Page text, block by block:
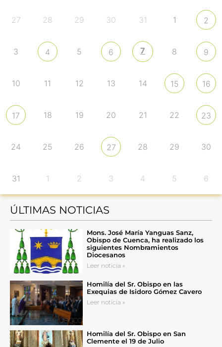
27 28 29 30 31 1 2
3 4 5 6 7 8 9
10 11 12 13 14 15 16
17 18 19 20 21 22 23
24 25 26 27 28 29 30
31 1 2 3 4 5 6
ÚLTIMAS NOTICIAS
Mons. José María Yanguas Sanz,
Obispo de Cuenca, ha realizado los
siguientes Nombramientos
Diocesanos
Leer noticia »
Homilía del Sr. Obispo en las
Exequias de Isidoro Gómez Cavero
Leer noticia »
Homilía del Sr. Obispo en San
Clemente el 19 de Julio